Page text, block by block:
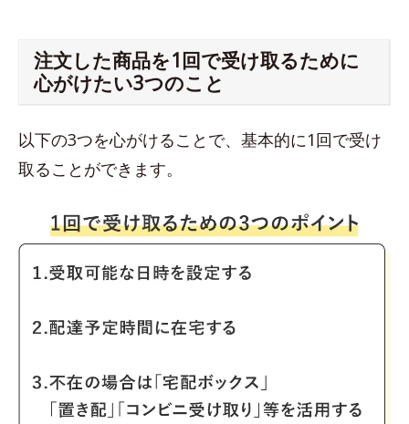
注文した商品を1回で受け取るために
心がけたい3つのこと
以下の3つを心がけることで、基本的に1回で受け
取ることができます。